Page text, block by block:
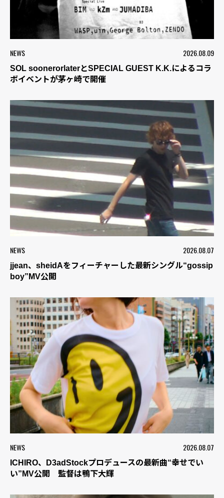
NEWS 2026.08.09
SOL soonerorlaterとSPECIAL GUEST K.K.によるコラ
ボイベントが茅ヶ崎で開催
NEWS 2026.08.07
jjean、sheidAをフィーチャーした最新シングル“gossip
boy”MV公開
NEWS 2026.08.07
ICHIRO、D3adStockプロデュースの最新曲“幸せでい
い”MV公開 監督は鴨下大輝